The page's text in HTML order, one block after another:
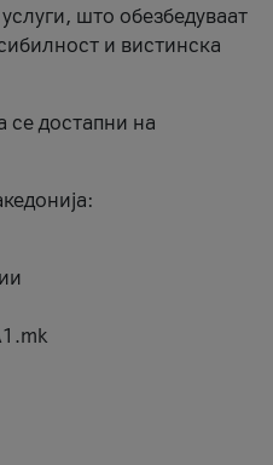
што обезбедуваат
и вистинска
се достапни на